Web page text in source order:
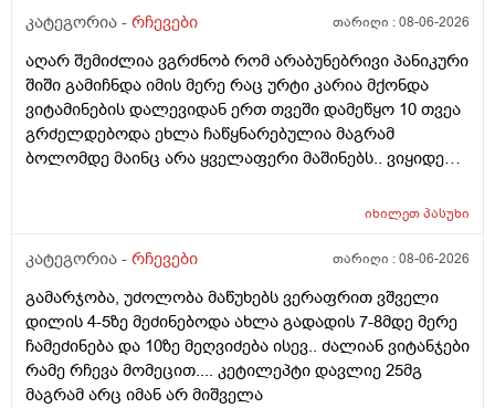
კატეგორია - რჩევები თარიღი :08-06-2026
აღარ შემიძლია ვგრძნობ რომ არაბუნებრივი პანიკური
შიში გამიჩნდა იმის მერე რაც ურტი კარია მქონდა
ვიტამინების დალევიდან ერთ თვეში დამეწყო 10 თვეა
გრძელდებოდა ეხლა ჩაწყნარებულია მაგრამ
ბოლომდე მაინც არა ყველაფერი მაშინებს.. ვიყიდე
არა.მაშონ ანაფილაქსია ხომ არ მექმება?
ცუდათ ვხდებინშოშოსგან მარტო მაშინებს ეს
ონტელექტოც ანაფილაქსიას ახსენებს სულ დამამე
როზა
იხილეთპასუხი
კატეგორია - რჩევები თარიღი :08-06-2026
გამარჯობა, უძოლობა მაწუხებს ვერაფრით ვშველი
დილის 4-5ზე მეძინებოდა ახლა გადადის 7-8მდე მერე
ჩამეძინება და 10ზე მეღვიძება ისევ.. ძალიან ვიტანჯები
რამე რჩევა მომეცით.... კეტილეპტი დავლიე 25მგ
მაგრამ არც იმან არ მიშველა